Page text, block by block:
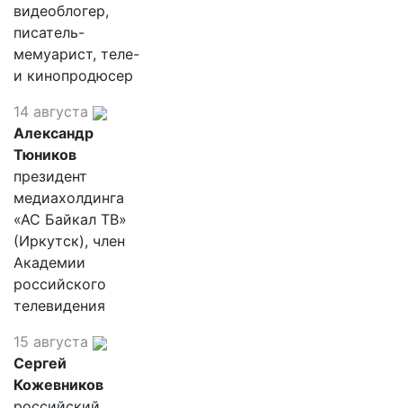
видеоблогер,
писатель-
мемуарист, теле-
и кинопродюсер
14 августа
Александр
Тюников
президент
медиахолдинга
«АС Байкал ТВ»
(Иркутск), член
Академии
российского
телевидения
15 августа
Сергей
Кожевников